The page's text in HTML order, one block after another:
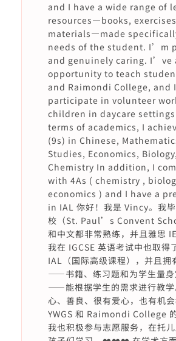
and I have a wide range of
resources—books,
materials—made
needs of the student. I’m
and genuinely caring. I’ve
opportunity to teach
and Raimondi College, and
participate in volunteer
children in daycare
terms of academics, I
(9s) in Chinese,
Studies, Economics,
Chemistry In addition, I
with 4As ( chemistry ,
economics ) and I have a
in IAL 你好！我是 Vincy。我
校（St. Paul’s Convent
和中文都非常熟练，并且雅思
我在 IGCSE 英语考试中也取得
IAL（国际高级课程），并且拥
——书籍、练习题和为学生量身
——能根据学生的需求进行教学
心、善良、很有爱心，也有机
YWGS 和 Raimondi College 的
我也积极参与志愿服务，在托